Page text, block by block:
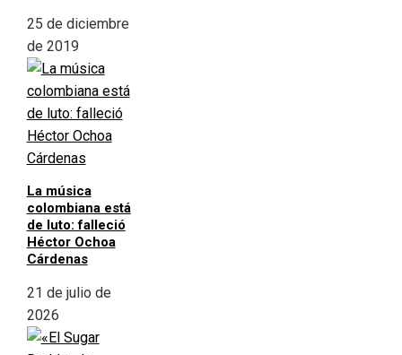
25 de diciembre
de 2019
La música
colombiana está
de luto: falleció
Héctor Ochoa
Cárdenas
21 de julio de
2026